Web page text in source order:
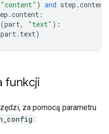
"content" ) and step .content
.content :
(part, "text" ):
part. text)
funkcji
za pomocą parametru
: